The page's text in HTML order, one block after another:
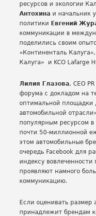
ресурсов и экологии
Антохина и начальник
политики Евгений
коммуникации в
поделились своим
«Континенталь
Калуга» и KCO Lafarge
Лилия Глазова, CEO
форума с докладом на
оптимальной площадки
автомобильной
популярным ресурсом в
почти 50-миллионной
этом автомобильные
очередь Facebook для
индексу вовлеченности
проявляют намного
коммуникацию.
Если оценивать размер
принадлежит брендам